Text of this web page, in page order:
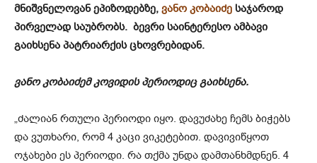
მნიშვნელოვან ეპიზოდებზე, ვანო კობაიძე საჯაროდ
პირველად საუბრობს. ბევრი საინტერესო ამბავი
გაიხსენა პატრიარქის ცხოვრებიდან.
ვანო კობაიძემ კოვიდის პერიოდიც გაიხსენა.
„ძალიან რთული პერიოდი იყო. დავუძახე ჩემს ბიჭებს
და ვუთხარი, რომ 4 კაცი ვიკეტებით. დავივიწყოთ
ოჯახები ეს პერიოდი. რა თქმა უნდა დამთანხმდნენ. 4